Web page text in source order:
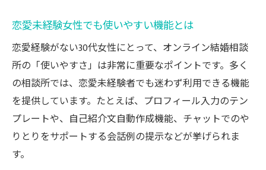
恋愛未経験女性でも使いやすい機能とは
恋愛経験がない30代女性にとって、オンライン結婚相談
所の「使いやすさ」は非常に重要なポイントです。多く
の相談所では、恋愛未経験者でも迷わず利用できる機能
を提供しています。たとえば、プロフィール入力のテン
プレートや、自己紹介文自動作成機能、チャットでのや
りとりをサポートする会話例の提示などが挙げられま
す。